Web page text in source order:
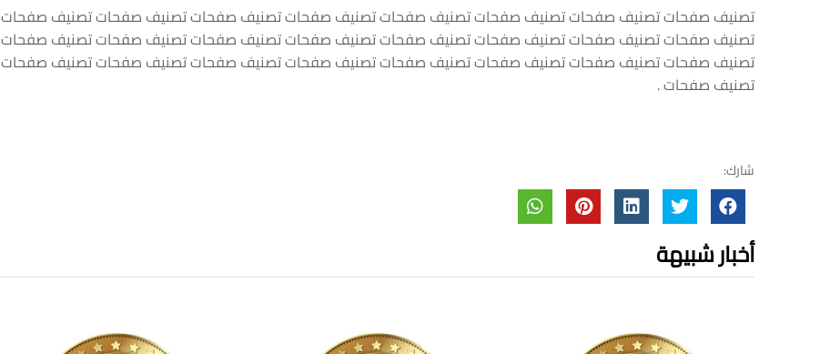
تصنيف صفحات تصنيف صفحات تصنيف صفحات تصنيف صفحات تصنيف صفحات تصنيف صفحات تصنيف صفحات تصنيف صفحات
تصنيف صفحات تصنيف صفحات تصنيف صفحات تصنيف صفحات تصنيف صفحات تصنيف صفحات تصنيف صفحات تصنيف صفحات
تصنيف صفحات تصنيف صفحات تصنيف صفحات تصنيف صفحات تصنيف صفحات تصنيف صفحات تصنيف صفحات تصنيف صفحات
تصنيف صفحات .
شارك:
أخبار شبيهة